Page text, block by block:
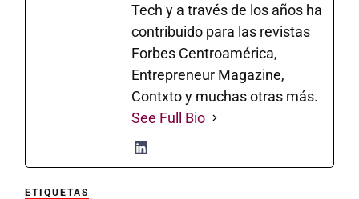
Tech y a través de los años ha
contribuido para las revistas
Forbes Centroamérica,
Entrepreneur Magazine,
Contxto y muchas otras más.
See Full Bio
ETIQUETAS